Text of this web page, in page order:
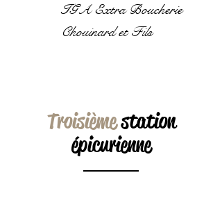
IGA Extra Boucherie
Chouinard et Fils
Troisièmestation
épicurienne